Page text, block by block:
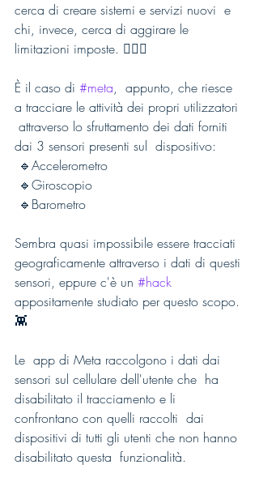
cerca di creare sistemi e servizi nuovi  e
chi, invece, cerca di aggirare le
limitazioni imposte. 🧑🏻‍⚖️
È il caso di #meta,  appunto, che riesce
a tracciare le attività dei propri utilizzatori
attraverso lo sfruttamento dei dati forniti
dai 3 sensori presenti sul  dispositivo:
🔹Accelerometro
🔹Giroscopio
🔹Barometro
Sembra quasi impossibile essere tracciati
geograficamente attraverso i dati di questi
sensori, eppure c'è un #hack
appositamente studiato per questo scopo.
👾
Le  app di Meta raccolgono i dati dai
sensori sul cellulare dell'utente che  ha
disabilitato il tracciamento e li
confrontano con quelli raccolti  dai
dispositivi di tutti gli utenti che non hanno
disabilitato questa  funzionalità.